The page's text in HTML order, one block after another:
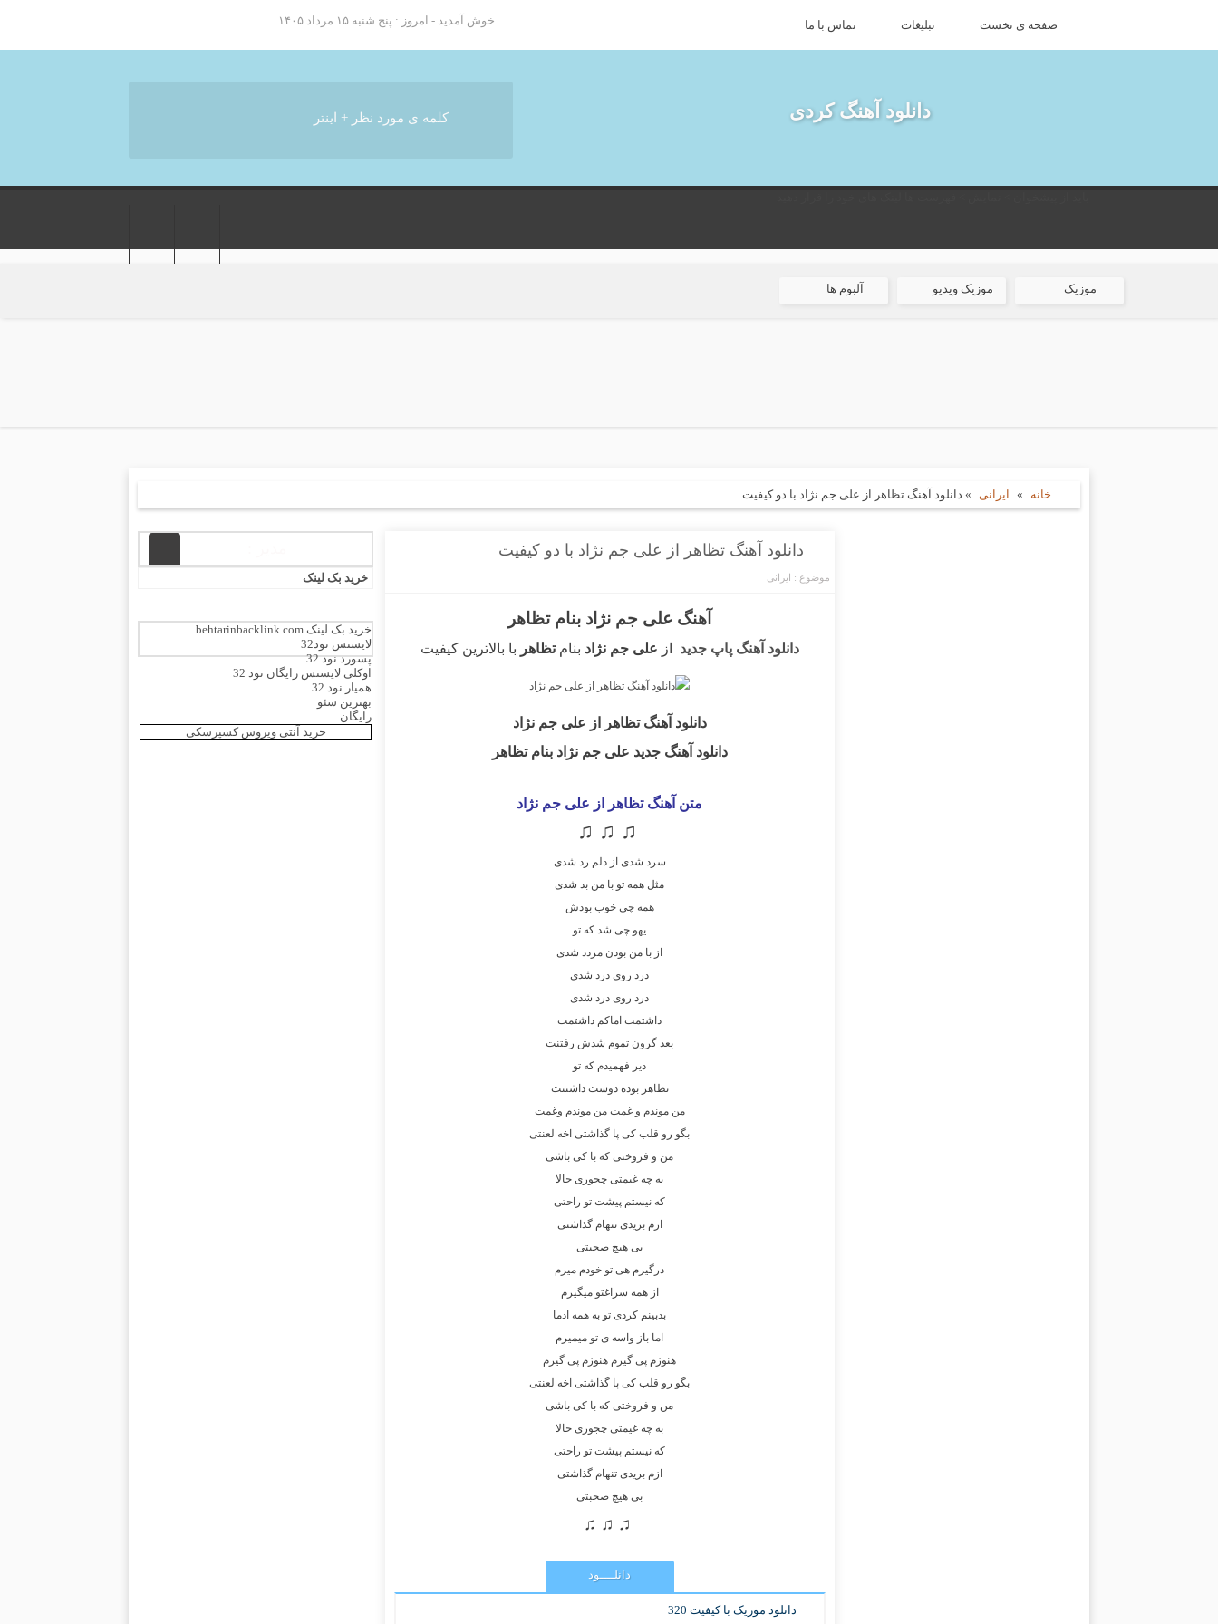
صفحه ی نخست تبلیغات تماس با ما خوش آمدید - امروز : پنج شنبه ۱۵ مرداد ۱۴۰۵
دانلود آهنگ کردی
موزیک موزیک ویدیو آلبوم ها
خانه » ایرانی » دانلود آهنگ تظاهر از علی جم نژاد با دو کیفیت
دانلود آهنگ تظاهر از علی جم نژاد با دو کیفیت
موضوع : ایرانی
آهنگ علی جم نژاد بنام تظاهر
دانلود آهنگ پاپ جدید از علی جم نژاد بنامتظاهر با بالاترین کیفیت
دانلود آهنگ تظاهر
از علی جم نژاد
دانلود آهنگ جدید علی جم نژاد بنام تظاهر
متن آهنگ تظاهر از علی جم نژاد
♫ ♫ ♫
سرد شدی از دلم رد شدی
مثل همه تو با من بد شدی
همه چی خوب بودش
یهو چی شد که تو
از با من بودن مردد شدی
درد روی درد شدی
درد روی درد شدی
داشتمت اماکم داشتمت
بعد گرون تموم شدش رفتنت
دیر فهمیدم که تو
تظاهر بوده دوست داشتنت
من موندم و غمت من موندم و‌غمت
بگو رو قلب کی پا گذاشتی اخه لعنتی
من و فروختی که با کی باشی
به چه غیمتی چجوری حالا
که نیستم پیشت تو راحتی
ازم بریدی تنهام گذاشتی
بی هیچ صحبتی
درگیرم هی تو خودم میرم
از همه سراغتو میگیرم
بدبینم کردی تو به همه ادما
اما باز واسه ی تو میمیرم
هنوزم پی گیرم هنوزم پی گیرم
بگو رو قلب کی پا گذاشتی اخه لعنتی
من و فروختی که با کی باشی
به چه غیمتی چجوری حالا
که نیستم پیشت تو راحتی
ازم بریدی تنهام گذاشتی
بی هیچ صحبتی
♫ ♫ ♫
دانلــــود
دانلود موزیک با کیفیت 320
خرید بک لینک
خرید بک لینک behtarinbacklink.com
لایسنس نود32
پسورد نود 32
اوکلی لایسنس رایگان نود 32
همیار نود 32
بهترین سئو
رایگان
خرید آنتی ویروس کسپرسکی